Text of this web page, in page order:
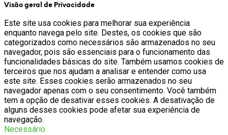
Visão geral de Privacidade
Este site usa cookies para melhorar sua experiência
enquanto navega pelo site. Destes, os cookies que são
categorizados como necessários são armazenados no seu
navegador, pois são essenciais para o funcionamento das
funcionalidades básicas do site. Também usamos cookies de
terceiros que nos ajudam a analisar e entender como usa
este site. Esses cookies serão armazenados no seu
navegador apenas com o seu consentimento. Você também
tem a opção de desativar esses cookies. A desativação de
alguns desses cookies pode afetar sua experiência de
navegação.
Necessário